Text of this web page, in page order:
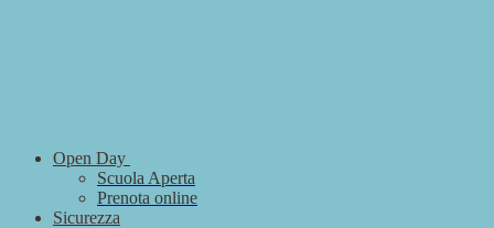
Open Day
Scuola Aperta
Prenota online
Sicurezza